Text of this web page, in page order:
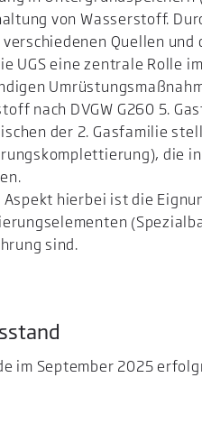
von Wasserstoff.
Quellen
UGS eine zentrale Rolle
nach DVGW G260 5.
der 2. Gasfamilie
die
hierbei ist die
sind.
im September 2025